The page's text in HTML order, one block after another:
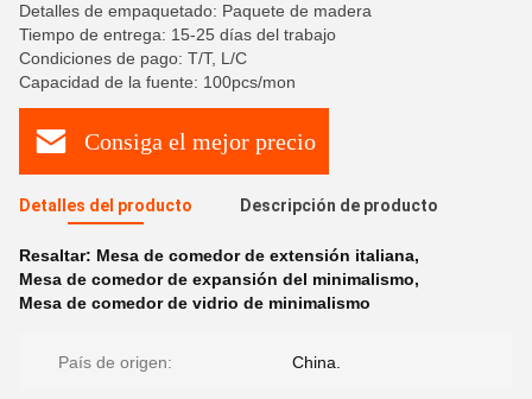
Detalles de empaquetado: Paquete de madera
Tiempo de entrega: 15-25 días del trabajo
Condiciones de pago: T/T, L/C
Capacidad de la fuente: 100pcs/mon
Consiga el mejor precio
Detalles del producto Descripción de producto
Resaltar: Mesa de comedor de extensión italiana,
Mesa de comedor de expansión del minimalismo,
Mesa de comedor de vidrio de minimalismo
País de origen: China.